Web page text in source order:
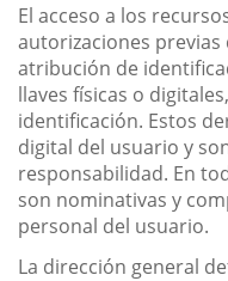
El acceso a los
autorizaciones
atribución de
llaves físicas o
identificación. Estos
digital del usuario y
responsabilidad. En
son nominativas y
personal del usuario.
La dirección general